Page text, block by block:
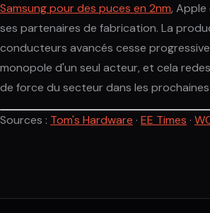
Samsung pour des puces en 2nm,
ses partenaires de fabrication. La
conducteurs avancés cesse
monopole d'un seul acteur, et cela
de force du secteur dans les prochaines
Sources : Tom's Hardware · EE Times ·